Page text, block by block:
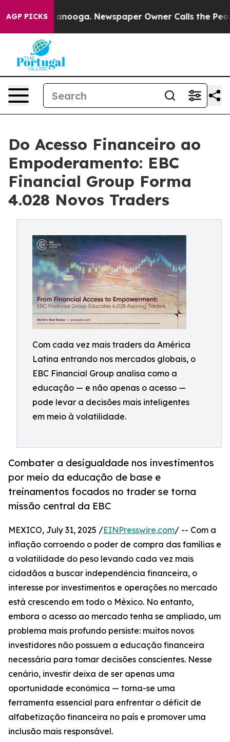
AGP PICKS Newspaper Owner Calls the People
Do Acesso Financeiro ao
Empoderamento: EBC
Financial Group Forma
4.028 Novos Traders
Com cada vez mais traders da América
Latina entrando nos mercados globais, o
EBC Financial Group analisa como a
educação — e não apenas o acesso —
pode levar a decisões mais inteligentes
em meio à volatilidade.
Combater a desigualdade nos investimentos
por meio da educação de base e
treinamentos focados no trader se torna
missão central da EBC
MEXICO, July 31, 2025 /EINPresswire.com/ -- Com a
inflação corroendo o poder de compra das famílias e
a volatilidade do peso levando cada vez mais
cidadãos a buscar independência financeira, o
interesse por investimentos e operações no mercado
está crescendo em todo o México. No entanto,
embora o acesso ao mercado tenha se ampliado, um
problema mais profundo persiste: muitos novos
investidores não possuem a educação financeira
necessária para tomar decisões conscientes. Nesse
cenário, investir deixa de ser apenas uma
oportunidade econômica — torna-se uma
ferramenta essencial para enfrentar o déficit de
alfabetização financeira no país e promover uma
inclusão mais responsável.